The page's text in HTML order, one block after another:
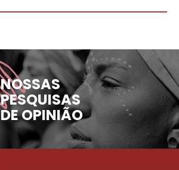
NOSSAS
PESQUISAS
DE OPINIÃO